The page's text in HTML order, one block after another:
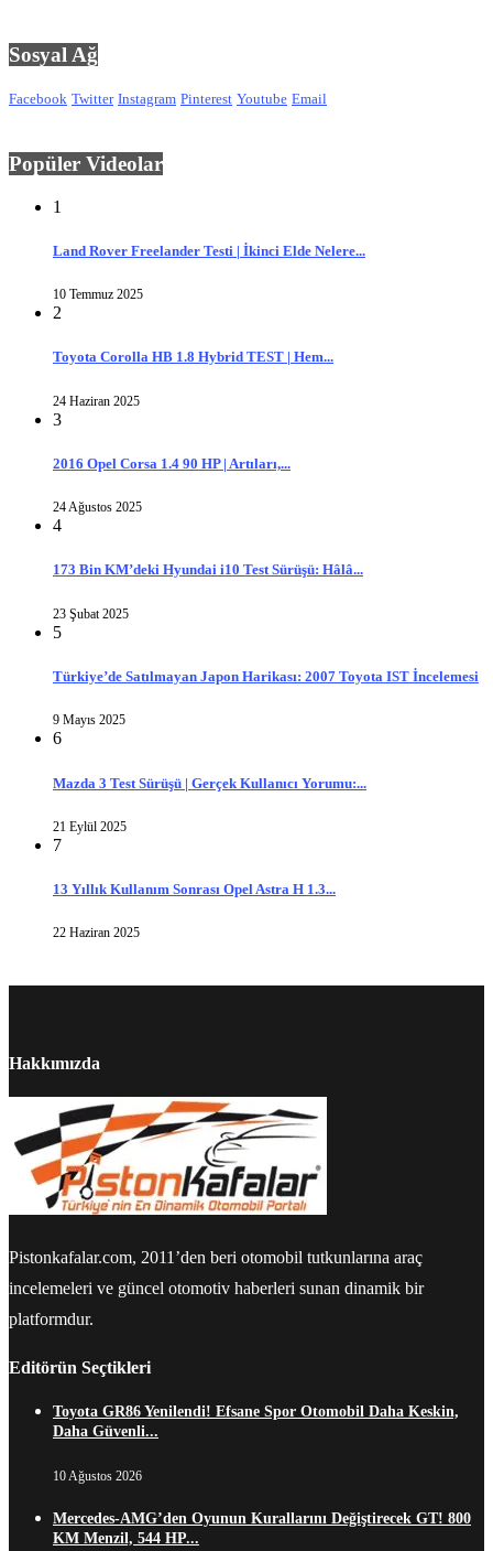
Sosyal Ağ
Facebook Twitter Instagram Pinterest Youtube Email
Popüler Videolar
1
Land Rover Freelander Testi | İkinci Elde Nelere...
10 Temmuz 2025
2
Toyota Corolla HB 1.8 Hybrid TEST | Hem...
24 Haziran 2025
3
2016 Opel Corsa 1.4 90 HP | Artıları,...
24 Ağustos 2025
4
173 Bin KM’deki Hyundai i10 Test Sürüşü: Hâlâ...
23 Şubat 2025
5
Türkiye’de Satılmayan Japon Harikası: 2007 Toyota IST İncelemesi
9 Mayıs 2025
6
Mazda 3 Test Sürüşü | Gerçek Kullanıcı Yorumu:...
21 Eylül 2025
7
13 Yıllık Kullanım Sonrası Opel Astra H 1.3...
22 Haziran 2025
Hakkımızda
Pistonkafalar.com, 2011’den beri otomobil tutkunlarına araç
incelemeleri ve güncel otomotiv haberleri sunan dinamik bir
platformdur.
Editörün Seçtikleri
Toyota GR86 Yenilendi! Efsane Spor Otomobil Daha Keskin,
Daha Güvenli...
10 Ağustos 2026
Mercedes-AMG’den Oyunun Kurallarını Değiştirecek GT! 800
KM Menzil, 544 HP...